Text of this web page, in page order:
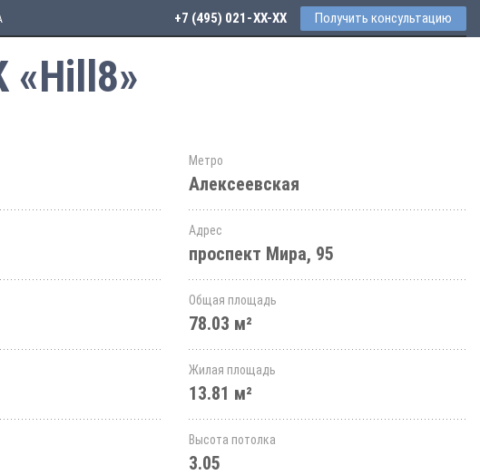
+7 (495) 021-41-76 Получить консультацию
«Hill8»
Метро
Алексеевская
Адрес
проспект Мира, 95
Общая площадь
78.03 м²
Жилая площадь
13.81 м²
Высота потолка
3.05